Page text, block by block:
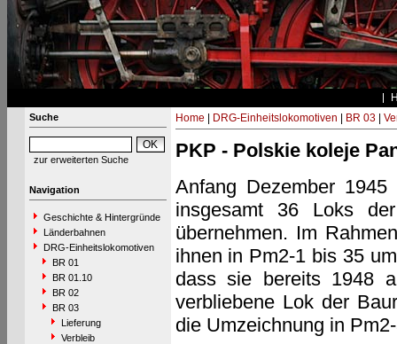
Suche
zur erweiterten Suche
Navigation
Geschichte & Hintergründe
Länderbahnen
DRG-Einheitslokomotiven
BR 01
BR 01.10
BR 02
BR 03
Lieferung
Verbleib
Home DRG-Einheitslokomotiven BR 03|
PKP - Polskie koleje
Anfang Dezember
insgesamt 36 Loks
übernehmen. Im
ihnen in Pm2-1 bis 35
dass sie bereits 1948
verbliebene Lok der
die Umzeichnung in